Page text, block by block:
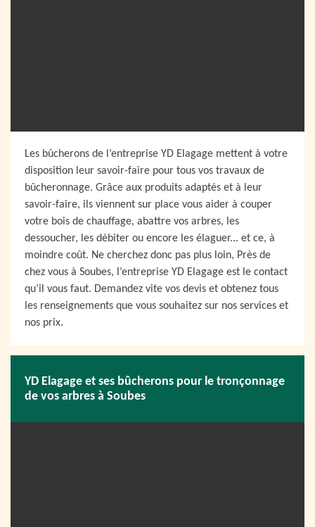
Les bûcherons de l’entreprise YD Elagage mettent à votre
disposition leur savoir-faire pour tous vos travaux de
bûcheronnage. Grâce aux produits adaptés et à leur
savoir-faire, ils viennent sur place vous aider à couper
votre bois de chauffage, abattre vos arbres, les
dessoucher, les débiter ou encore les élaguer... et ce, à
moindre coût. Ne cherchez donc pas plus loin, Près de
chez vous à Soubes, l’entreprise YD Elagage est le contact
qu’il vous faut. Demandez vite vos devis et obtenez tous
les renseignements que vous souhaitez sur nos services et
nos prix.
YD Elagage et ses bûcherons pour le tronçonnage
de vos arbres à Soubes